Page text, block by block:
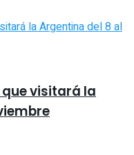
que visitará la